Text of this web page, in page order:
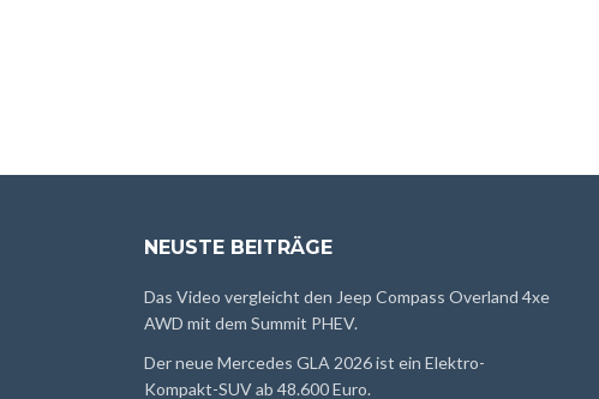
NEUSTE BEITRÄGE
Das Video vergleicht den Jeep Compass Overland 4xe
AWD mit dem Summit PHEV.
Der neue Mercedes GLA 2026 ist ein Elektro-
Kompakt-SUV ab 48.600 Euro.